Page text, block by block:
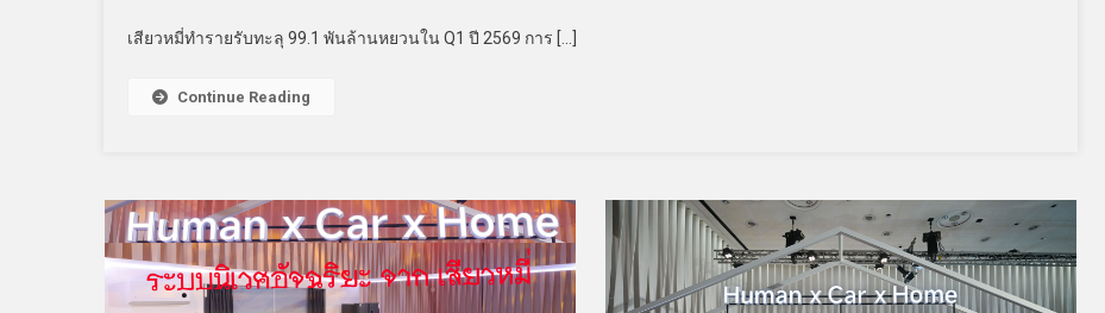
เสียวหมี่ทำรายรับทะลุ 99.1 พันล้านหยวนใน Q1 ปี 2569 การ […]
Continue Reading